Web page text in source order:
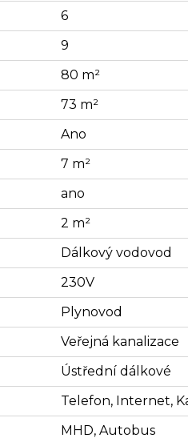
6
9
80 m²
73 m²
Ano
7 m²
ano
2 m²
Dálkový vodovod
230V
Plynovod
Veřejná kanalizace
Ústřední dálkové
Telefon, Internet,
MHD, Autobus